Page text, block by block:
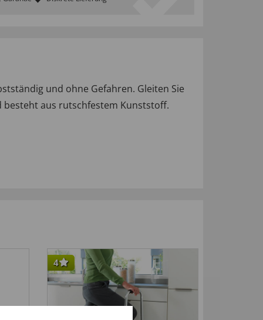
und ohne Gefahren. Gleiten Sie
besteht aus rutschfestem Kunststoff.
4